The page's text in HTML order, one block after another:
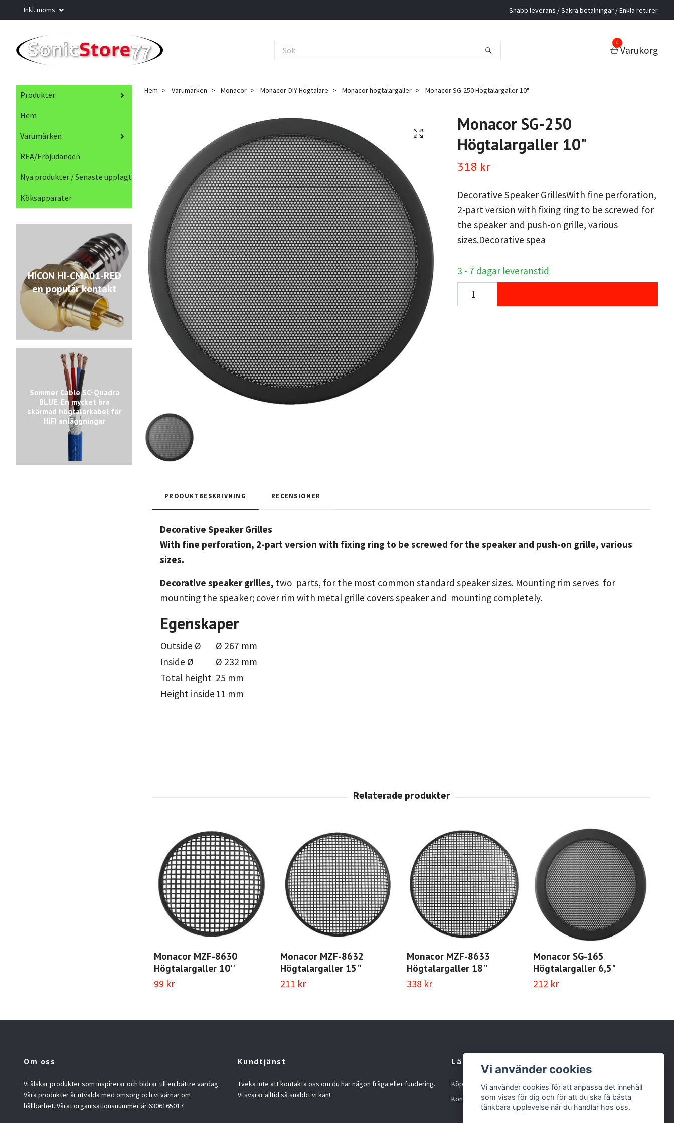
Inkl. moms Snabb leverans / Säkra betalningar / Enkla returer
0
Varukorg
Produkter
Hem
Varumärken
REA/Erbjudanden
Nya produkter / Senaste upplagt
Köksapparater
HICON HI-CMA01-RED
en populär kontakt
Sommer Cable SC-Quadra
BLUE. En mycket bra
skärmad högtalarkabel för
HiFI anläggningar
Hem Varumärken Monacor Monacor-DIY-Högtalare Monacor högtalargaller Monacor SG-250 Högtalargaller 10"
Monacor SG-250
Högtalargaller 10"
318 kr
Decorative Speaker GrillesWith fine perforation,
2-part version with fixing ring to be screwed for
the speaker and push-on grille, various
sizes.Decorative spea
3 - 7 dagar leveranstid
PRODUKTBESKRIVNING RECENSIONER
Decorative Speaker Grilles
With fine perforation, 2-part version with fixing ring to be screwed for the speaker and push-on grille, various
sizes.
Decorative speaker grilles, two parts, for the most common standard speaker sizes. Mounting rim serves for
mounting the speaker; cover rim with metal grille covers speaker and mounting completely.
Egenskaper
Outside Ø
Ø 267 mm
Inside Ø
Ø 232 mm
Total height 25 mm
Height inside 11 mm
Monacor MZF-8630
Högtalargaller 10''
99 kr
Monacor MZF-8632
Högtalargaller 15''
211 kr
Monacor MZF-8633
Högtalargaller 18''
338 kr
Monacor SG-165
Högtalargaller 6,5"
212 kr
Om oss
Vi älskar produkter som inspirerar och bidrar till en bättre vardag.
Våra produkter är utvalda med omsorg och vi värnar om
hållbarhet. Vårat organisationsnummer är 6306165017
Kundtjänst
Tveka inte att kontakta oss om du har någon fråga eller fundering.
Vi svarar alltid så snabbt vi kan!
Läs mer
Köpvillkor
Kontakt
Vi använder cookies
Vi använder cookies för att anpassa det innehåll
som visas för dig och för att du ska få bästa
tänkbara upplevelse när du handlar hos oss.